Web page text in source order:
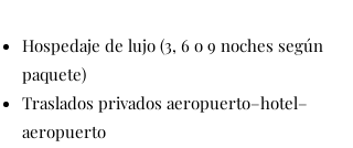
Hospedaje de lujo (3, 6 o 9 noches según
paquete)
Traslados privados aeropuerto–hotel–
aeropuerto